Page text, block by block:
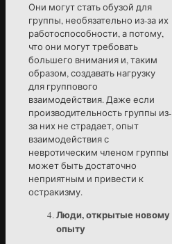
Они могут стать обузой для
группы, необязательно из-за их
работоспособности, а потому,
что они могут требовать
большего внимания и, таким
образом, создавать нагрузку
для группового
взаимодействия. Даже если
производительность группы из-
за них не страдает, опыт
взаимодействия с
невротическим членом группы
может быть достаточно
неприятным и привести к
остракизму.
Люди, открытые новому
опыту